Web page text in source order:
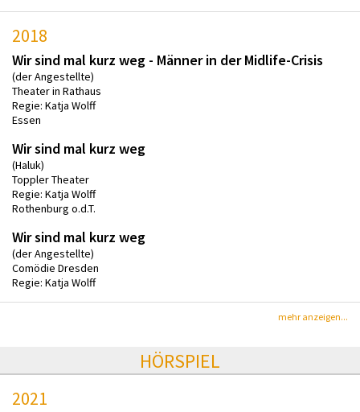
2018
Wir sind mal kurz weg - Männer in der Midlife-Crisis
(der Angestellte)
Theater in Rathaus
Regie: Katja Wolff
Essen
Wir sind mal kurz weg
(Haluk)
Toppler Theater
Regie: Katja Wolff
Rothenburg o.d.T.
Wir sind mal kurz weg
(der Angestellte)
Comödie Dresden
Regie: Katja Wolff
mehr anzeigen...
HÖRSPIEL
2021